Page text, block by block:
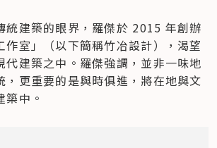
統建築的眼界，羅傑於 2015 年創辦
作室」（以下簡稱竹冶設計），渴望
代建築之中。羅傑強調，並非一味地
，更重要的是與時俱進，將在地與文
中。